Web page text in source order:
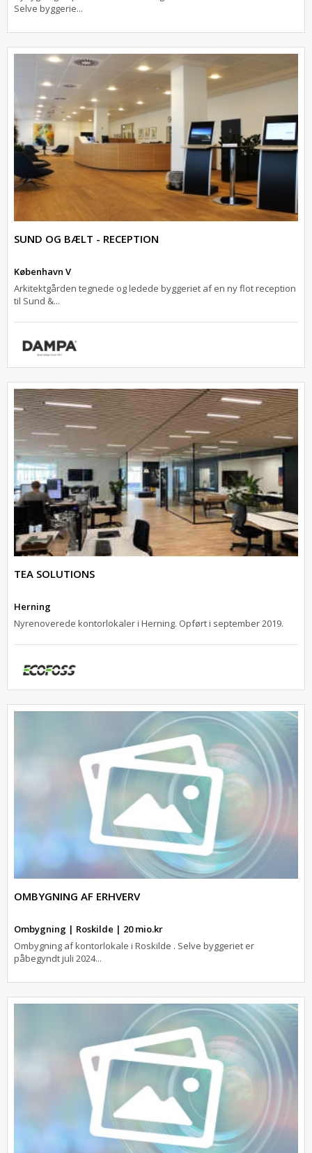
Selve byggerie...
SUND OG BÆLT - RECEPTION
København V
Arkitektgården tegnede og ledede byggeriet af en ny flot reception
til Sund &...
TEA SOLUTIONS
Herning
Nyrenoverede kontorlokaler i Herning. Opført i september 2019.
OMBYGNING AF ERHVERV
Ombygning | Roskilde | 20 mio.kr
Ombygning af kontorlokale i Roskilde . Selve byggeriet er
påbegyndt juli 2024...